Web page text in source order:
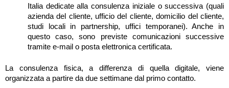
Italia dedicate alla consulenza iniziale o successiva (quali
azienda del cliente, ufficio del cliente, domicilio del cliente,
studi locali in partnership, uffici temporanei). Anche in
questo caso, sono previste comunicazioni successive
tramite e-mail o posta elettronica certificata.
La consulenza fisica, a differenza di quella digitale, viene
organizzata a partire da due settimane dal primo contatto.